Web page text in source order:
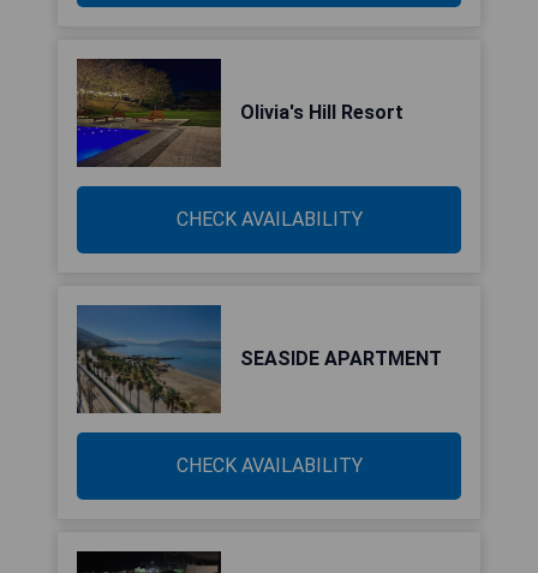
Olivia's Hill Resort
CHECK AVAILABILITY
SEASIDE APARTMENT
CHECK AVAILABILITY